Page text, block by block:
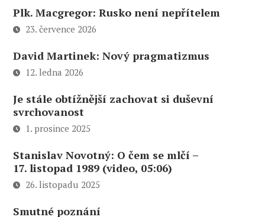
Plk. Macgregor: Rusko není nepřítelem
23. července 2026
David Martinek: Nový pragmatizmus
12. ledna 2026
Je stále obtížnější zachovat si duševní
svrchovanost
1. prosince 2025
Stanislav Novotný: O čem se mlčí –
17. listopad 1989 (video, 05:06)
26. listopadu 2025
Smutné poznání